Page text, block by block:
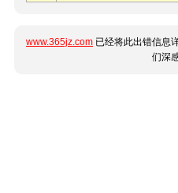
www.365jz.com 已经将此出错信息
们深